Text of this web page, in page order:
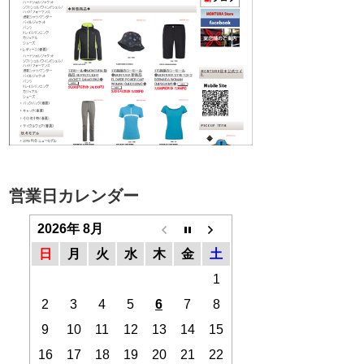
営業日カレンダー
2026年 8月
日
月 火 水 木 金
土
1
2
3 4 5 6 7
8
9
10 11 12 13 14
15
16
17 18 19 20 21 22